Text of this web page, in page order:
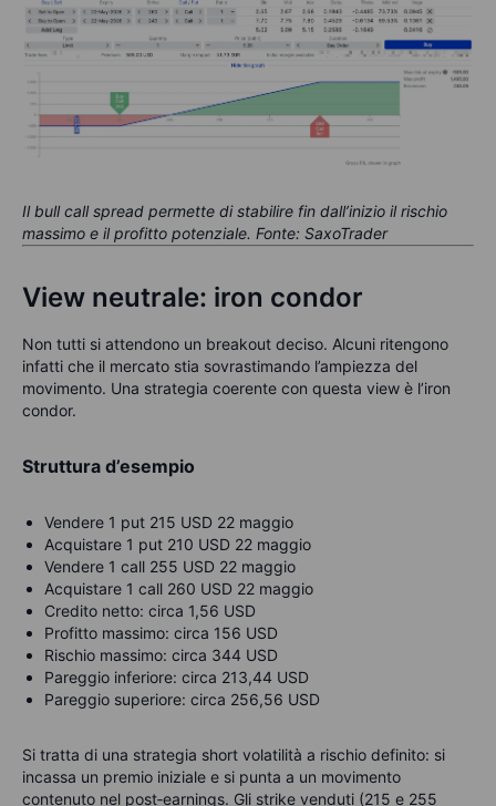
Il bull call spread permette di stabilire fin dall’inizio il rischio
massimo e il profitto potenziale. Fonte: SaxoTrader
View neutrale: iron condor
Non tutti si attendono un breakout deciso. Alcuni ritengono
infatti che il mercato stia sovrastimando l’ampiezza del
movimento. Una strategia coerente con questa view è l’iron
condor.
Struttura d’esempio
Vendere 1 put 215 USD 22 maggio
Acquistare 1 put 210 USD 22 maggio
Vendere 1 call 255 USD 22 maggio
Acquistare 1 call 260 USD 22 maggio
Credito netto: circa 1,56 USD
Profitto massimo: circa 156 USD
Rischio massimo: circa 344 USD
Pareggio inferiore: circa 213,44 USD
Pareggio superiore: circa 256,56 USD
Si tratta di una strategia short volatilità a rischio definito: si
incassa un premio iniziale e si punta a un movimento
contenuto nel post‑earnings. Gli strike venduti (215 e 255